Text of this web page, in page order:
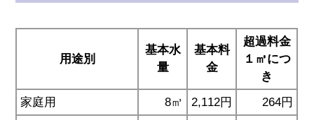
用途別
基本水
量
基本料
金
超過料金
１㎥につ
き
家庭用
8㎥ 2,112円
264円